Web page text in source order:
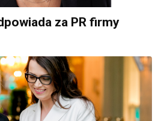
za PR firmy